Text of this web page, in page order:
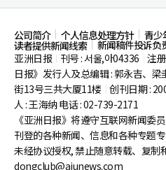
公司简介 个人信息处理方针 青少
读者提供新闻线索
新闻稿件投诉负
亚洲日报
刊号 : 서울,아04336 注
日报》发行人及总编辑 : 郭永吉、梁
街13号三共大厦11楼 创刊日期 :
人 : 王海纳 电话 : 02-739-2171
《亚洲日报》将遵守互联网新闻委
刊登的各种新闻、信息和各种专题
未经协议授权, 禁止随意转载、复制
dongclub@ajunews.com